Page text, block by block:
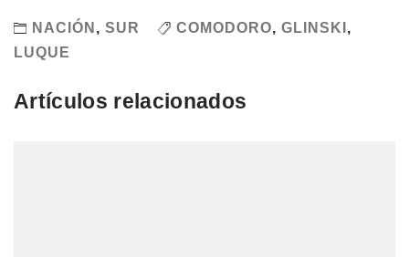
NACIÓN , SUR COMODORO, GLINSKI ,
LUQUE
Artículos relacionados